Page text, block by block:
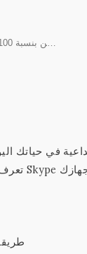
آمن بنسبة 100%